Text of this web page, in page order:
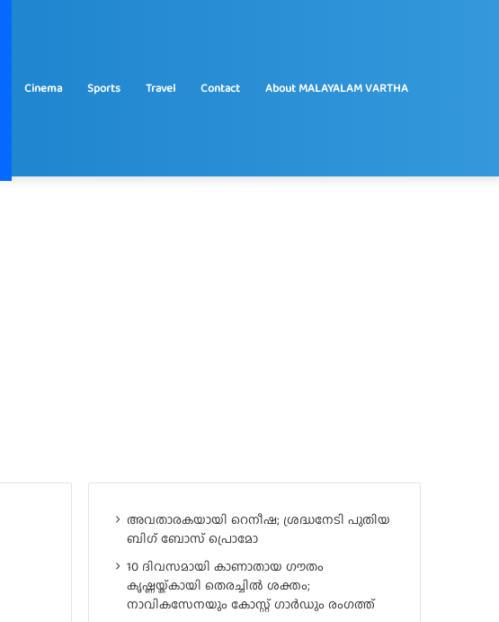
Cinema Sports Travel Contact About MALAYALAM VARTHA
അവതാരകയായി റെനീഷ; ശ്രദ്ധനേടി പുതിയ
ബി​ഗ് ബോസ് പ്രൊമോ
10 ദിവസമായി കാണാതായ ഗൗതം
കൃഷ്ണയ്ക്കായി തെരച്ചിൽ ശക്തം;
നാവികസേനയും കോസ്റ്റ് ഗാർഡും രംഗത്ത്